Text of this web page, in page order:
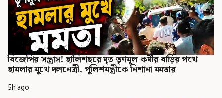
বিজেপির সন্ত্রাস! হালিশহরে মৃত তৃণমূল কর্মীর বাড়ির পথে
হামলার মুখে দলনেত্রী, পুলিশমন্ত্রীকে নিশানা মমতার
5h ago